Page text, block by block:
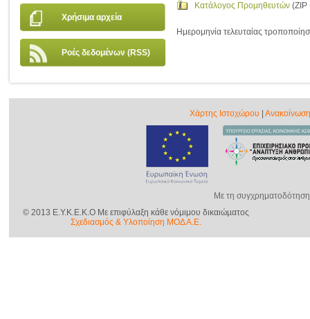
Χρήσιμα αρχεία
Ροές δεδομένων (RSS)
Κατάλογος Προμηθευτών (ZIP
Ημερομηνία τελευταίας
Χάρτης Ιστοχώρου |
Με τη
© 2013 E.Y.K.E.K.O Με επιφύλαξη κάθε νόμιμου δικαιώµατος
Σχεδιασμός & Yλοποίηση ΜΟΔ Α.Ε.